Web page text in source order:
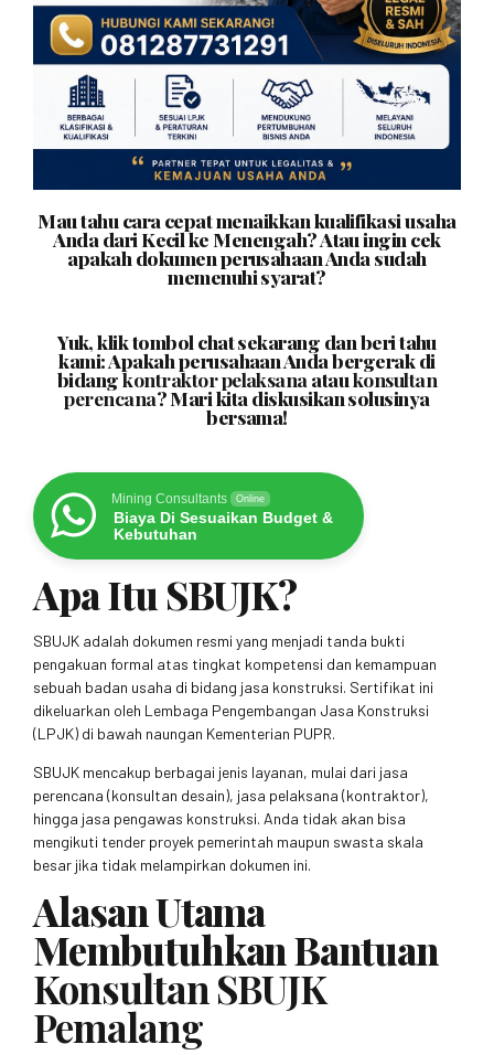
Mau tahu cara cepat menaikkan kualifikasi usaha
Anda dari Kecil ke Menengah? Atau ingin cek
apakah dokumen perusahaan Anda sudah
memenuhi syarat?
Yuk, klik tombol chat sekarang dan beri tahu
kami: Apakah perusahaan Anda bergerak di
bidangkontraktor pelaksana ataukonsultan
perencana? Mari kita diskusikan solusinya
bersama!
Mining Consultants Online
Biaya Di Sesuaikan Budget &
Kebutuhan
Apa Itu SBUJK?
SBUJK adalah dokumen resmi yang menjadi tanda bukti
pengakuan formal atas tingkat kompetensi dan kemampuan
sebuah badan usaha di bidang jasa konstruksi. Sertifikat ini
dikeluarkan oleh Lembaga Pengembangan Jasa Konstruksi
(LPJK) di bawah naungan Kementerian PUPR.
SBUJK mencakup berbagai jenis layanan, mulai dari jasa
perencana (konsultan desain), jasa pelaksana (kontraktor),
hingga jasa pengawas konstruksi. Anda tidak akan bisa
mengikuti tender proyek pemerintah maupun swasta skala
besar jika tidak melampirkan dokumen ini.
Alasan Utama
Membutuhkan Bantuan
Konsultan SBUJK
Pemalang